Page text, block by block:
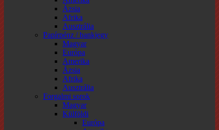
Ázsia
Afrika
Ausztrália
Papírpénz / bankjegy
Magyar
Európa
Amerika
Ázsia
Afrika
Ausztrália
Forgalmi sorok
Magyar
Külföldi
Európa